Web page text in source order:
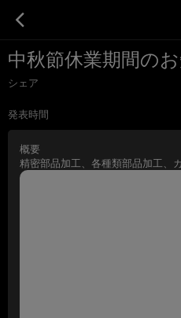
中秋節休業期間の
シェア
発表時間
概要
精密部品加工、各種類部品加工、